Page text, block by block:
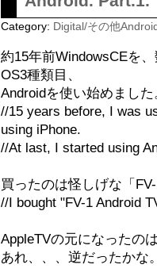
Category: Digital/その他Android
約15年前WindowsCEを
OS3種類目、
Androidを使い始めました
//15 years before, I was
using iPhone.
//At last, I started using
買ったのは怪しげな「
//I bought "FV-1 Android
AppleTVの元になったの
あれ、、、逆だったかな